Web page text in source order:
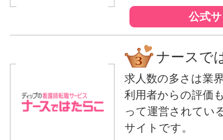
公式
ナースで
求人数の多さは業
利用者からの評価
って運営されてい
サイトです。